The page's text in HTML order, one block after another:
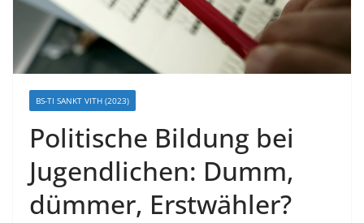
BS-TI SANKT VITH (2023)
Politische Bildung bei
Jugendlichen: Dumm,
dümmer, Erstwähler?